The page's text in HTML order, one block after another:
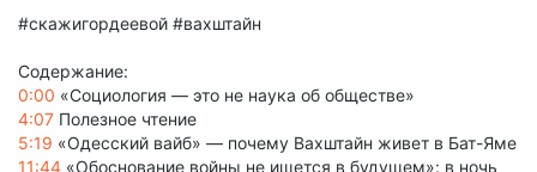
#скажигордеевой #вахштайн
Содержание:
0:00 «Социология — это не наука об обществе»
4:07 Полезное чтение
5:19 «Одесский вайб» — почему Вахштайн живет в Бат-Яме
11:44 «Обоснование войны не ищется в будущем»: в ночь